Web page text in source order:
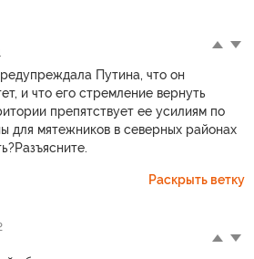
Путина, что он
и что его стремление вернуть
препятствует ее усилиям по
для мятежников в северных районах
Раскрыть ветку